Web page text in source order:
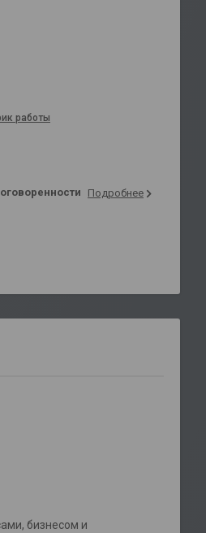
работы
Подробнее
бизнесом и